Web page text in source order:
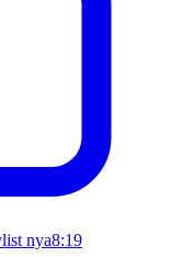
nya8:19